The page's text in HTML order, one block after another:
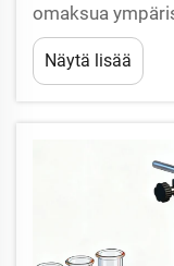
omaksua
työkalujen ja
Näytä lisää